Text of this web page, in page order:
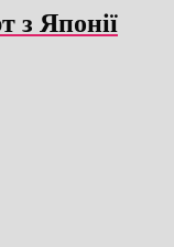
з Японії